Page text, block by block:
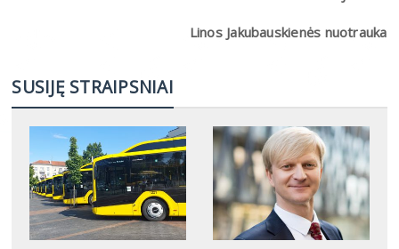
Linos Jakubauskienės nuotrauka
SUSIJĘ STRAIPSNIAI